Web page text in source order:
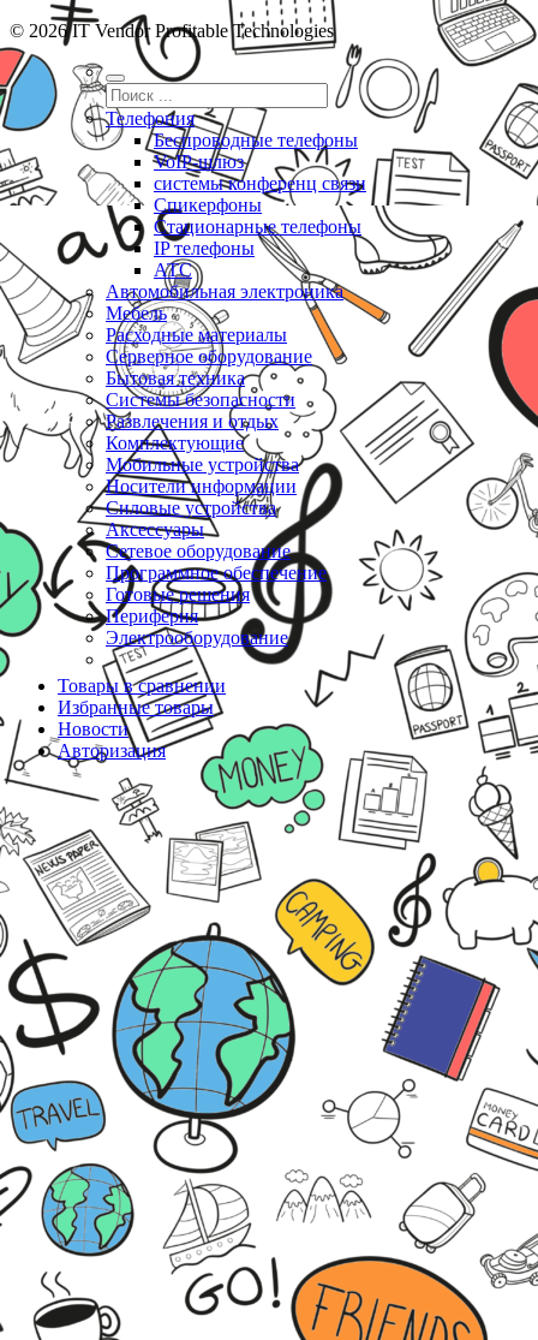
© 2026 IT Vendor Profitable Technologies
Телефония
Беспроводные телефоны
VoIP-шлюз
системы конференц связи
Спикерфоны
Стационарные телефоны
IP телефоны
АТС
Автомобильная электроника
Мебель
Расходные материалы
Серверное оборудование
Бытовая техника
Системы безопасности
Развлечения и отдых
Комплектующие
Мобильные устройства
Носители информации
Силовые устройства
Аксессуары
Сетевое оборудование
Программное обеспечение
Готовые решения
Периферия
Электрооборудование
Товары в сравнении
Избранные товары
Новости
Авторизация